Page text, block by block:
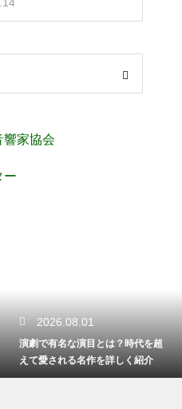
響家協会
ー
2026.08.01
演劇で有名な演目とは？時代を超
えて愛される名作を詳しく紹介